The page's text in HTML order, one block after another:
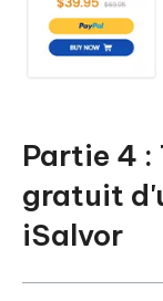
Partie 4 :
gratuit
iSalvor